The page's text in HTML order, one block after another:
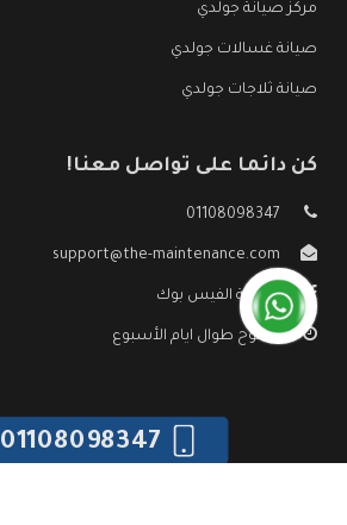
مركز صيانة جولدي
صيانة غسالات جولدي
صيانة ثلاجات جولدي
كن دائما على تواصل معنا!
01108098347
support@the-maintenance.com
صفحة الفيس بوك
مفتوح طوال ايام الأسبوع
01108098347